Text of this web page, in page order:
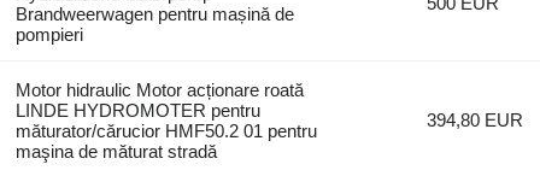
Brandweerwagen pentru mașină de
pompieri
Motor hidraulic Motor acționare roată
LINDE HYDROMOTER pentru
măturator/cărucior HMF50.2 01 pentru
maşina de măturat stradă
394,80 EUR